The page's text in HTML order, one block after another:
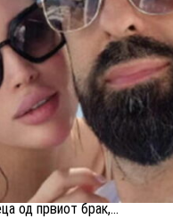
од првиот брак,...